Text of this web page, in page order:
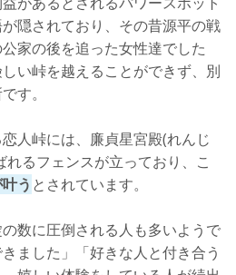
隠されており、その昔源平の戦
家の後を追った女性達でした
い峠を越えることができず、別
す。
人峠には、廉貞星宮殿(れんじ
れるフェンスが立っており、こ
う とされています。
数に圧倒される人も多いようで
ました」「好きな人と付き合う